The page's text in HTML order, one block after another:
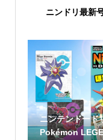
ニンドリ最新
ニンテンドード
Pokémon